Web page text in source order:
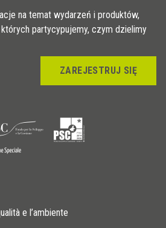
na temat wydarzeń i produktów,
partycypujemy, czym dzielimy
ZAREJESTRUJ SIĘ
e l’ambiente